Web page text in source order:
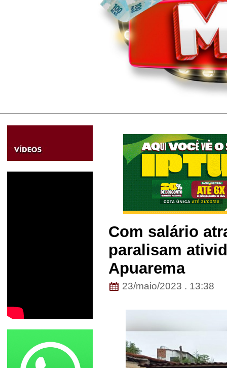
Com salário
paralisam
Apuarema
23/maio/2023 . 13:38